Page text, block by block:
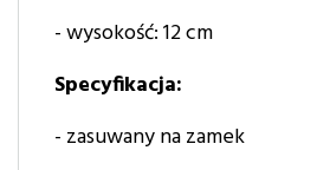
- wysokość: 12 cm
Specyfikacja:
- zasuwany na zamek